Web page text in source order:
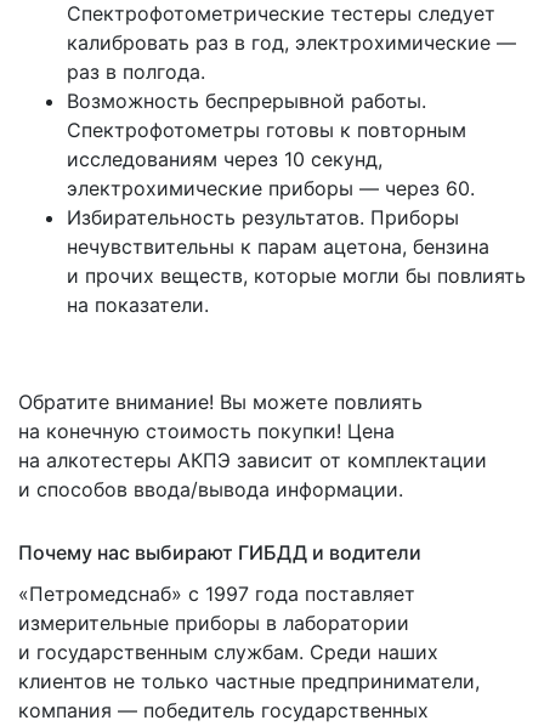
Спектрофотометрические тестеры следует
калибровать раз в год, электрохимические —
раз в полгода.
Возможность беспрерывной работы.
Спектрофотометры готовы к повторным
исследованиям через 10 секунд,
электрохимические приборы — через 60.
Избирательность результатов. Приборы
нечувствительны к парам ацетона, бензина
и прочих веществ, которые могли бы повлиять
на показатели.
Обратите внимание! Вы можете повлиять
на конечную стоимость покупки! Цена
на алкотестеры АКПЭ зависит от комплектации
и способов ввода/вывода информации.
Почему нас выбирают ГИБДД и водители
«Петромедснаб» с 1997 года поставляет
измерительные приборы в лаборатории
и государственным службам. Среди наших
клиентов не только частные предприниматели,
компания — победитель государственных